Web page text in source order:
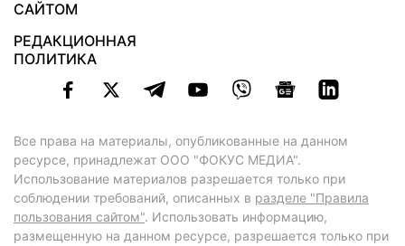
САЙТОМ
РЕДАКЦИОННАЯ
ПОЛИТИКА
Все права на материалы, опубликованные на данном
ресурсе, принадлежат ООО "ФОКУС МЕДИА".
Использование материалов разрешается только при
соблюдении требований, описанных в разделе "Правила
пользования сайтом". Использовать информацию,
размещенную на данном ресурсе, разрешается только при